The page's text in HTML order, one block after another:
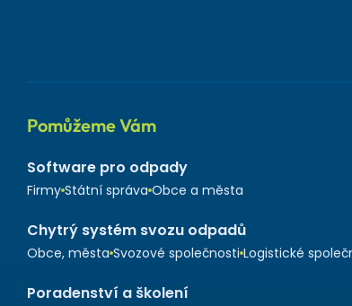
Pomůžeme Vám
Software pro odpady
Firmy Státní správa Obce a města
Chytrý systém svozu odpadů
Obce, města Svozové společnosti Logistické
Poradenství a školení